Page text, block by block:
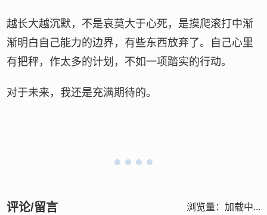
越长大越沉默，不是哀莫大于心死，是摸爬滚打中渐
渐明白自己能力的边界，有些东西放弃了。自己心里
有把秤，作太多的计划，不如一项踏实的行动。
对于未来，我还是充满期待的。
评论/留言 浏览量： 加载中...